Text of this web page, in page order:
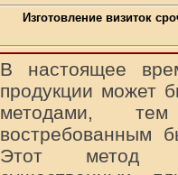
Изготовление визиток
В настоящее
продукции может
методами,
востребованным
Этот метод